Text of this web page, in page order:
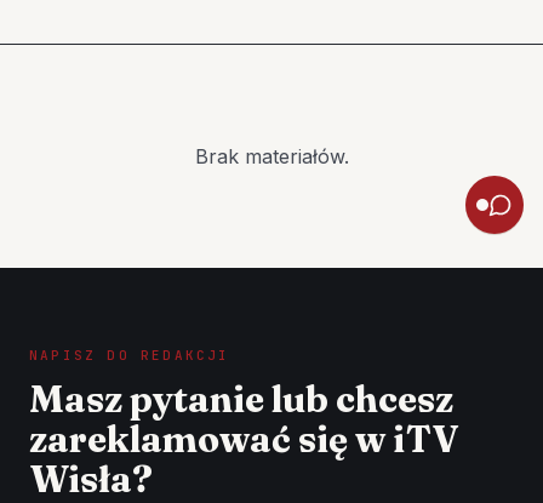
Brak materiałów.
NAPISZ DO REDAKCJI
Masz pytanie lub chcesz
zareklamować się w iTV
Wisła?